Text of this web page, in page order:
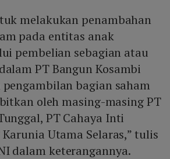
melakukan penambahan
pada entitas anak
pembelian sebagian atau
PT Bangun Kosambi
pengambilan bagian saham
oleh masing-masing PT
PT Cahaya Inti
Utama Selaras,” tulis
dalam keterangannya.